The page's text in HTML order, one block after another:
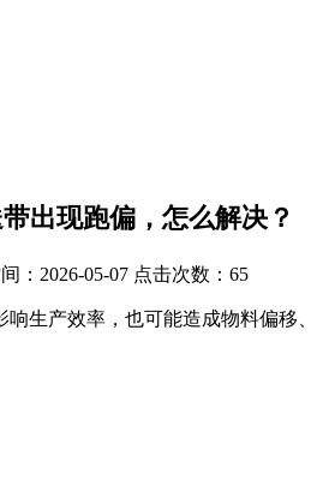
出现跑偏，怎么解决？
：2026-05-07 点击次数：65
生产效率，也可能造成物料偏